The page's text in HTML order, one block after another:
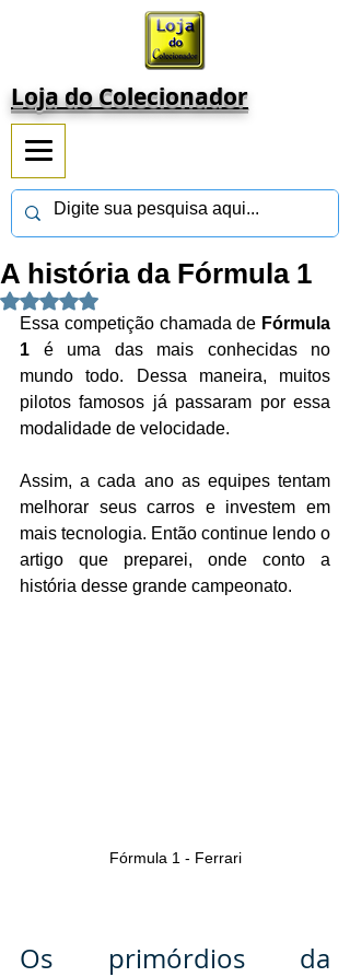
Loja do Colecionador
A história da Fórmula 1
Avaliado com NaN de 5 estrelas.
Essa competição chamada de Fórmula
1 é uma das mais conhecidas no
mundo todo. Dessa maneira, muitos
pilotos famosos já passaram por essa
modalidade de velocidade.
Assim, a cada ano as equipes tentam
melhorar seus carros e investem em
mais tecnologia. Então continue lendo o
artigo que preparei, onde conto a
história desse grande campeonato.
Fórmula 1 - Ferrari
Os primórdios da